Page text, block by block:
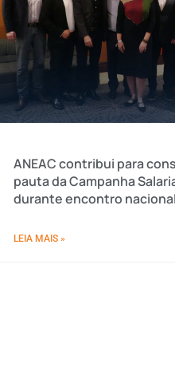
ANEAC contribui para
pauta da Campanha
durante encontro nacional
LEIA MAIS »